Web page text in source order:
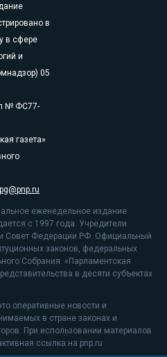
в
в сфере
и
05
№ ФС77-
газета»
pg@pnp.ru
еженедельное издание
с 1997 года. Учредители
Совет Федерации РФ. Официальный
законов, федеральных
Собрания. «Парламентская
в десяти субъектах
оперативные новости и
в стране законах и
При использовании материалов
ссылка на pnp.ru